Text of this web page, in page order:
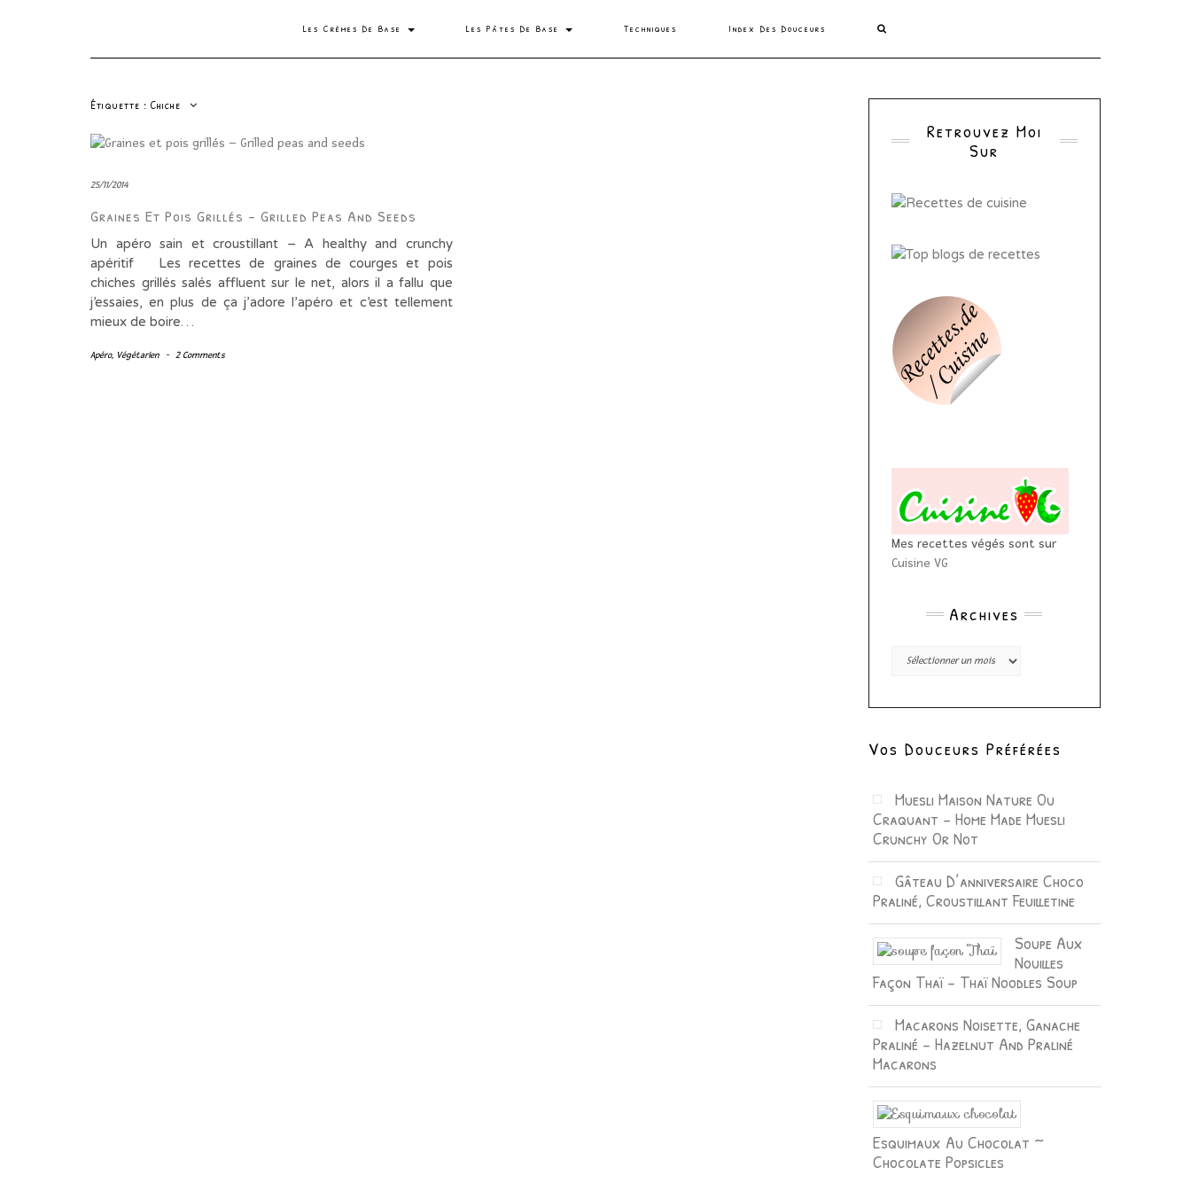
Les Crèmes De Base Les Pâtes De Base Techniques Index Des Douceurs
Étiquette : Chiche
25/11/2014
Graines Et Pois Grillés – Grilled Peas And Seeds
Un apéro sain et croustillant – A healthy and crunchy
apéritif Les recettes de graines de courges et pois
chiches grillés salés affluent sur le net, alors il a fallu que
j’essaies, en plus de ça j’adore l’apéro et c’est tellement
mieux de boire…
Apéro, Végétarien - 2 Comments
Retrouvez Moi
Sur
Mes recettes végés sont sur
Cuisine VG
Archives
Archives
Vos Douceurs Préférées
Muesli Maison Nature Ou
Craquant – Home Made Muesli
Crunchy Or Not
Gâteau D’anniversaire Choco
Praliné, Croustillant Feuilletine
Soupe Aux
Nouilles
Façon Thaï – Thaï Noodles Soup
Macarons Noisette, Ganache
Praliné – Hazelnut And Praliné
Macarons
Esquimaux Au Chocolat ~
Chocolate Popsicles